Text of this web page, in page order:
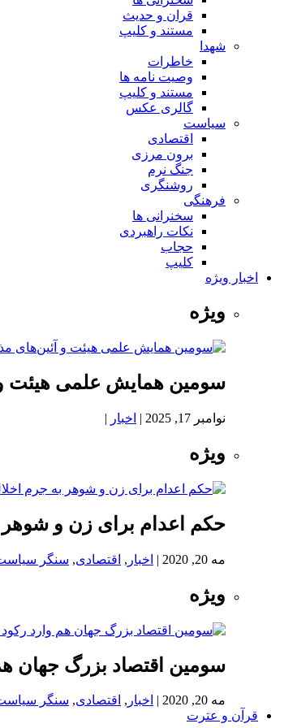
قران و حدیث
مستند و کلیپ
شهدا
خاطرات
وصیت نامه ها
مستند و کلیپ
گالری عکس
سیاست
اقتصادی
برون مرزی
جنگ نرم
روشنگری
فرهنگی
سخنرانی ها
نکات راهبردی
حجاب
کلیپ
اخبار ویژه
ویژه
سومین همایش علمی هیئت و
نوامبر 17, 2025 | اخبار |
ویژه
حکم اعدام برای زن و شوهر
مه 20, 2020 | اخبار , اقتصادی, سنگر
ویژه
سومین اقتصاد بزرگ جهان
مه 20, 2020 | اخبار , اقتصادی, سنگر
قرآن و عترت